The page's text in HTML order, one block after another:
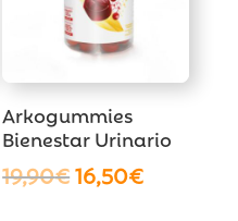
Arkogummies
Bienestar Urinario
19,90€El
16,50€El